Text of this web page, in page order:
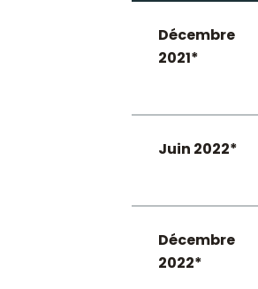
Décembre
2021*
Juin 2022*
Décembre
2022*